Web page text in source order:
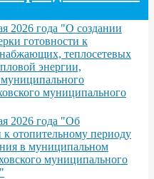
2026 года "О создании
готовности к
теплосетевых
энергии,
муниципального
2026 года "Об
отопительному периоду
в муниципальном
муниципального